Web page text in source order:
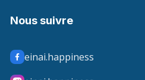
Nous suivre
einai.happiness